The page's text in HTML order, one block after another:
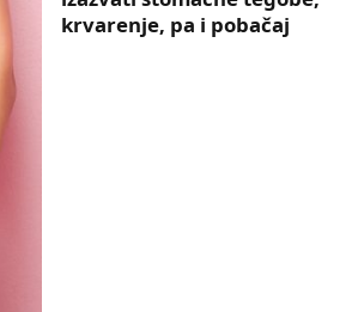
krvarenje, pa i pobačaj